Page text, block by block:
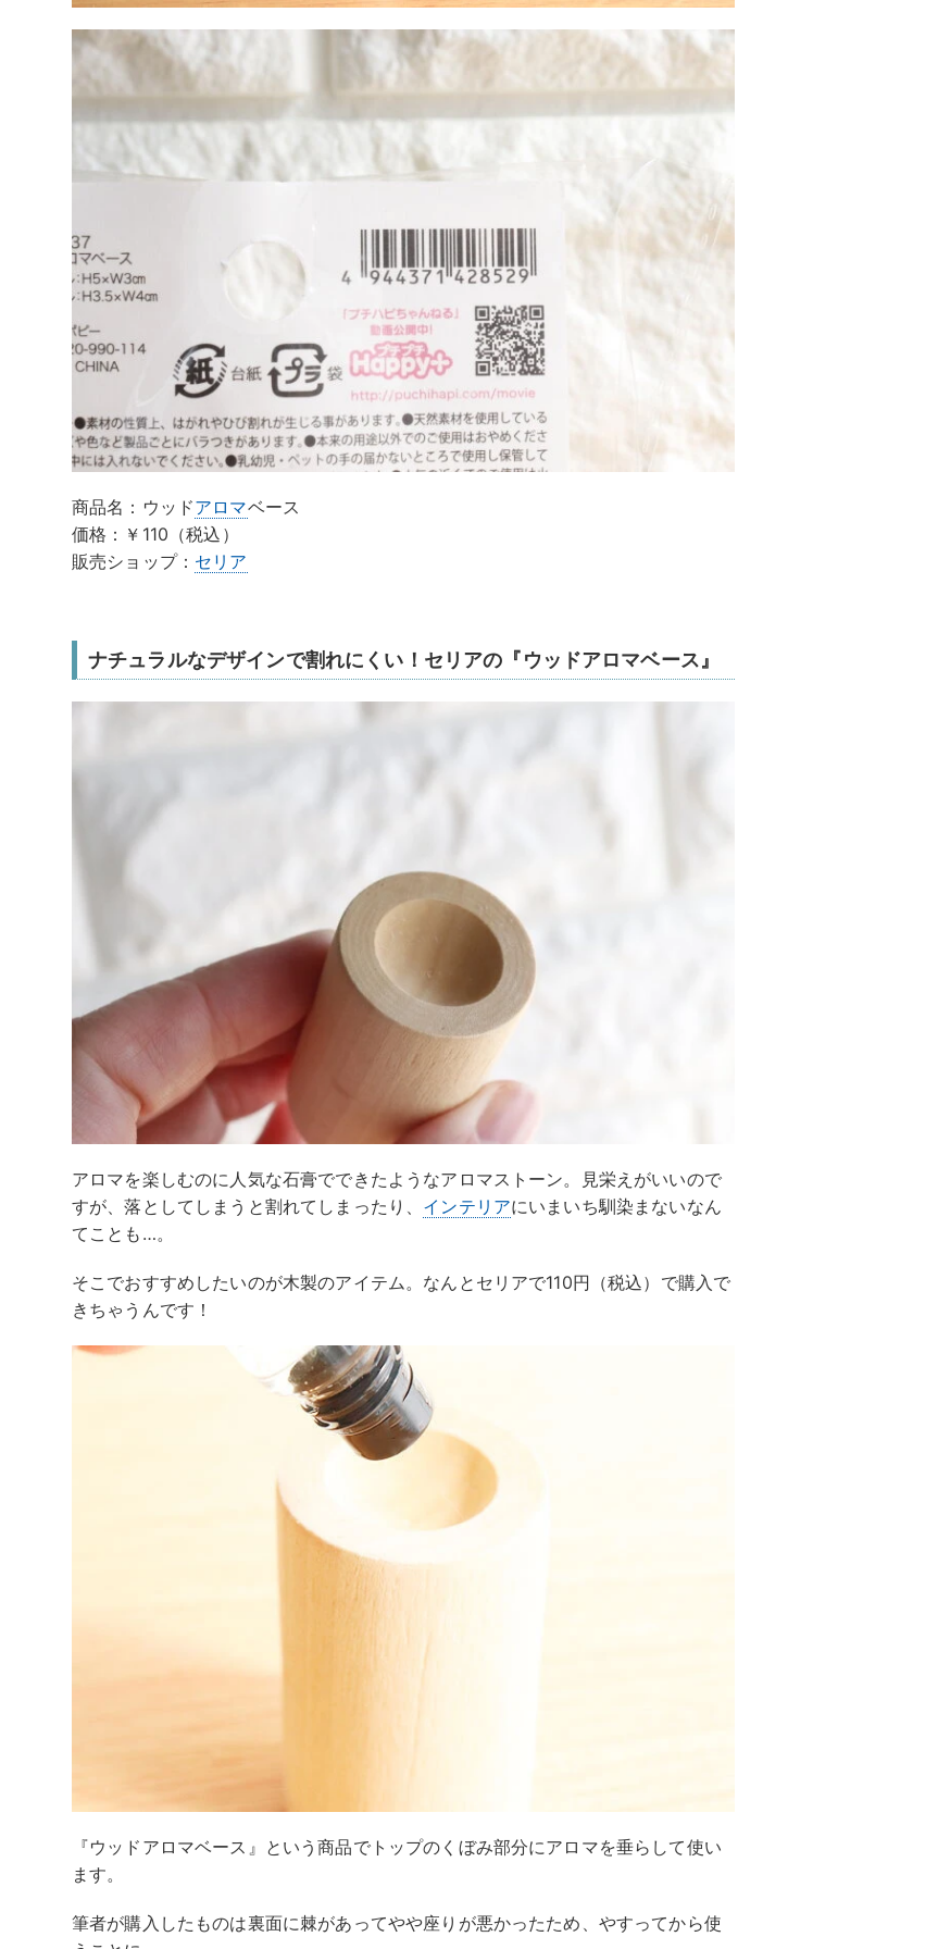
商品名：ウッドアロマベース
価格：￥110（税込）
販売ショップ： セリア
ナチュラルなデザインで割れにくい！セリアの『ウッドアロマベース』
アロマを楽しむのに人気な石膏でできたようなアロマストーン。見栄えがいいので
すが、落としてしまうと割れてしまったり、 インテリアにいまいち馴染まないなん
てことも…。
そこでおすすめしたいのが木製のアイテム。なんとセリアで110円（税込）で購入で
きちゃうんです！
『ウッドアロマベース』という商品でトップのくぼみ部分にアロマを垂らして使い
ます。
筆者が購入したものは裏面に棘があってやや座りが悪かったため、やすってから使